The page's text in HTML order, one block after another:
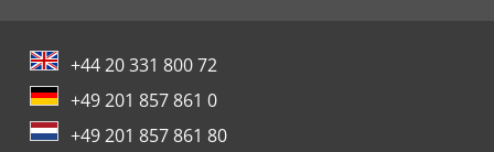
+44 20 331 800 72
+49 201 857 861 0
+49 201 857 861 80